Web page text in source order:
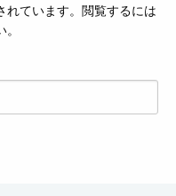
れています。閲覧するには